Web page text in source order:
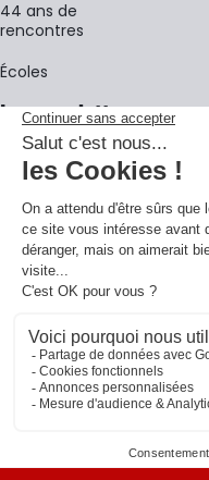
44 ans de
rencontres
Écoles
La newsletter
Adresse e-mail
En vous inscrivant à notre
confidentialité.
Retrouvons-nous sur